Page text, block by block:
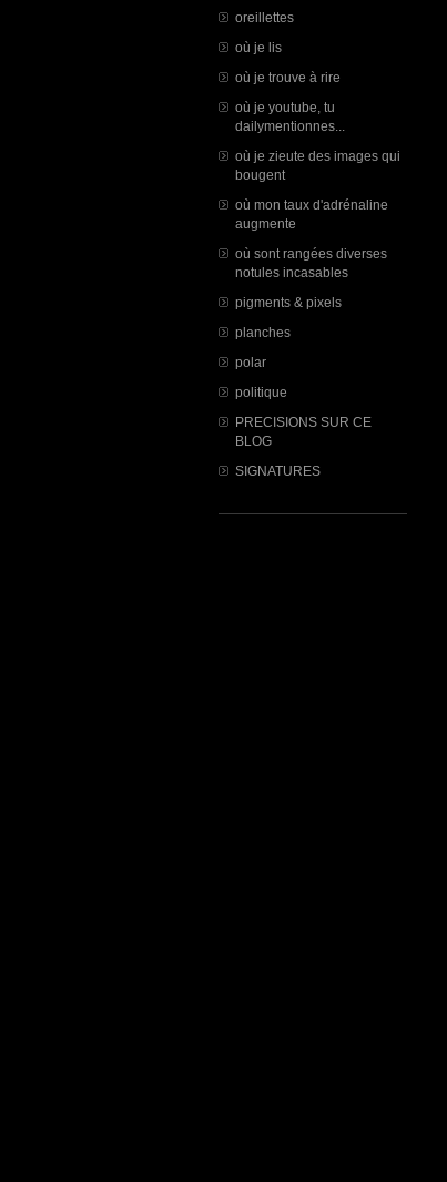
oreillettes
où je lis
où je trouve à rire
où je youtube, tu
dailymentionnes...
où je zieute des images qui
bougent
où mon taux d'adrénaline
augmente
où sont rangées diverses
notules incasables
pigments & pixels
planches
polar
politique
PRECISIONS SUR CE
BLOG
SIGNATURES